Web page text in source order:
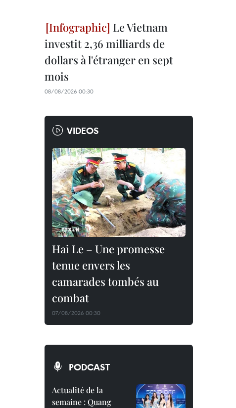
Le Vietnam
investit 2,36 milliards de
dollars à l'étranger en sept
mois
08/08/2026 00:30
VIDEOS
Hai Le – Une promesse
tenue envers les
camarades tombés au
combat
07/08/2026 00:30
PODCAST
Actualité de la
semaine : Quang